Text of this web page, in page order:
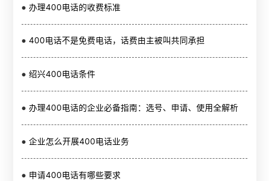
办理400电话的收费标准
400电话不是免费电话，话费由主被叫共同承担
绍兴400电话条件
办理400电话的企业必备指南：选号、申请、使用全解析
企业怎么开展400电话业务
申请400电话有哪些要求